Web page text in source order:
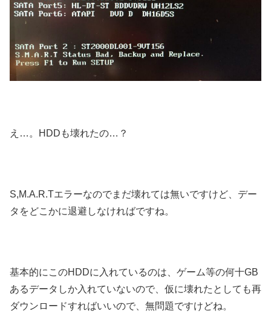
え…。HDDも壊れたの…？
S,M.A.R.Tエラーなのでまだ壊れては無いですけど、デー
タをどこかに退避しなければですね。
基本的にこのHDDに入れているのは、ゲーム等の何十GB
あるデータしか入れていないので、仮に壊れたとしても再
ダウンロードすればいいので、無問題ですけどね。